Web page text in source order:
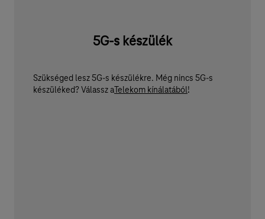
5G-s készülék
Szükséged lesz 5G-s készülékre. Még nincs 5G-s
készüléked? Válassz a Telekom kínálatából!